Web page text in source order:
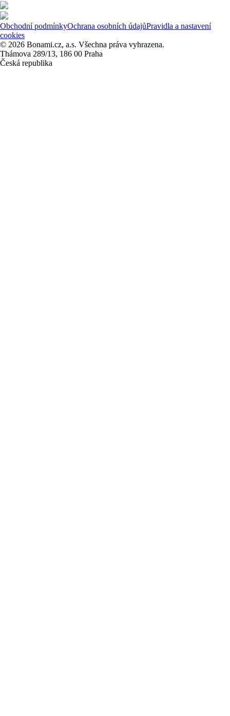
Obchodní podmínkyOchrana osobních údajůPravidla a nastavení
cookies
© 2026 Bonami.cz, a.s. Všechna práva vyhrazena.
Thámova 289/13, 186 00 Praha
Česká republika